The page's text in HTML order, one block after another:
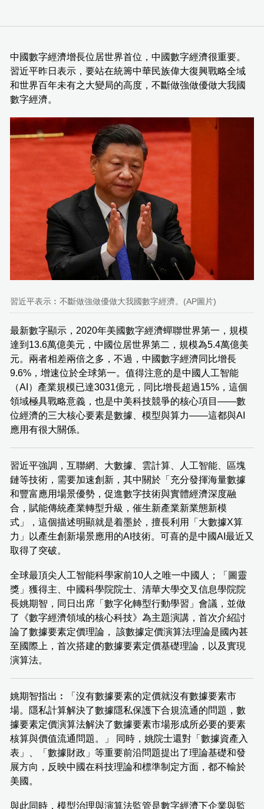
中國數字經濟增長位居世界首位，中國數字經濟很重要。
習近平昨日表示，要站在統籌中華民族偉大復興戰略全域
和世界百年未有之大變局的高度，不斷做強做優做大我國
數字經濟。
習近平表示︰不斷做強做優做大我國數字經濟。(AP圖片)
最新數字顯示，2020年美國數字經濟蟬聯世界第一，規模
達到13.6萬億美元，中國位居世界第二，規模為5.4萬億美
元。兩者相差兩倍之多，不過，中國數字經濟同比增長
9.6%，增速位於全球第一。值得注意的是中國人工智能
（AI）產業規模已達3031億元，同比增長超過15%，這個
領域極具戰略意義，也是中美科技競爭的核心項目——數
位經濟的三大核心要素是數據、模型與算力——這都與AI
應用有很大關係。
習近平強調，互聯網、大數據、雲計算、人工智能、區塊
鏈等技術，需要加速創新，其中關於「充分發揮海量數據
和豐富應用場景優勢，促進數字技術與實體經濟深度融
合，賦能傳統產業轉型升級，催生新產業新業態新模
式」，這個描述明顯就是着墨於，擅長利用「大數據X算
力」以產生創新場景應用的AI技術。可喜的是中國AI最近又
取得了突破。
全球最頂尖人工智能科學家前10人之唯一中國人；「圖靈
獎」獲得主、中國科學院院士、清華大學交叉信息學院院
長姚期智，同日出席「數字化轉型行動學習」會議，並做
了《數字經濟領域的核心科技》為主題演講，首次介紹討
論了數據要素定價理論， 該數據定價演算法理論是國內甚
至國際上，首次搭建的數據要素定價基礎理論，以及實現
演算法。
姚期智指出︰「沒有數據要素的定價就沒有數據要素市
場。隱私計算解決了數據隱私保護下合規流通的問題，數
據要素定價演算法解決了數據要素市場形成所必要的要素
核算與價值流通問題。」 同時，姚院士還對「數據資產入
表」、「數據財政」等重要前沿問題提出了理論基礎和發
展方向，反映中國在科技理論和標準制定方面，都不輸於
美國。
與此同時，模型治理與演算法監管是數字經濟下企業與監